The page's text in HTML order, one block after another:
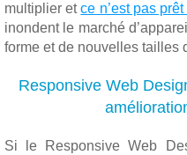
multiplier etce n’est pas prêt
inondent le marché
forme et de nouvelles tailles
Responsive Web
Si le Responsive Web